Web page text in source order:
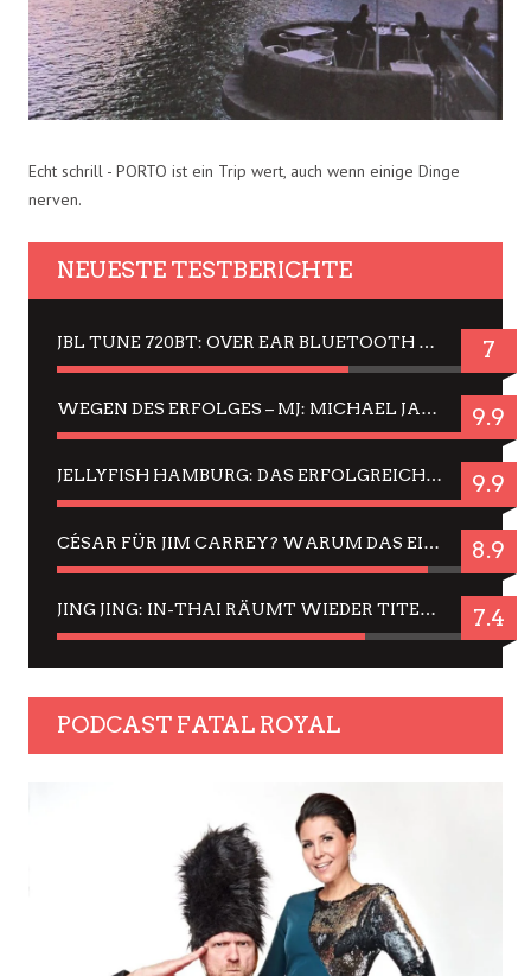
Echt schrill - PORTO ist ein Trip wert, auch wenn einige Dinge
nerven.
NEUESTE TESTBERICHTE
JBL TUNE 720BT: OVER EAR BLUETOOTH KOPFHÖRER UM DIE 50,-€ IM DAUER-TEST 7
WEGEN DES ERFOLGES – MJ: MICHAEL JACKSON MUSICAL IN EINER MATINEE SEHEN 9.9
JELLYFISH HAMBURG: DAS ERFOLGREICHE SOMMER-MENÜ 2025 IN GEFÜHLEN UND BILDERN 9.9
CÉSAR FÜR JIM CARREY? WARUM DAS EINER DER NERVIGSTEN ACTORS IST UND BLEIBT 8.9
JING JING: IN-THAI RÄUMT WIEDER TITEL AB – EIN ZWEI-STUNDEN-ERLEBNISBERICHT 7.4
PODCAST FATAL ROYAL